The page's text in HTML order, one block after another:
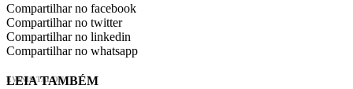
Compartilhar no facebook
Compartilhar no twitter
Compartilhar no linkedin
Compartilhar no whatsapp
EVINIS TALON
LEIA TAMBÉM